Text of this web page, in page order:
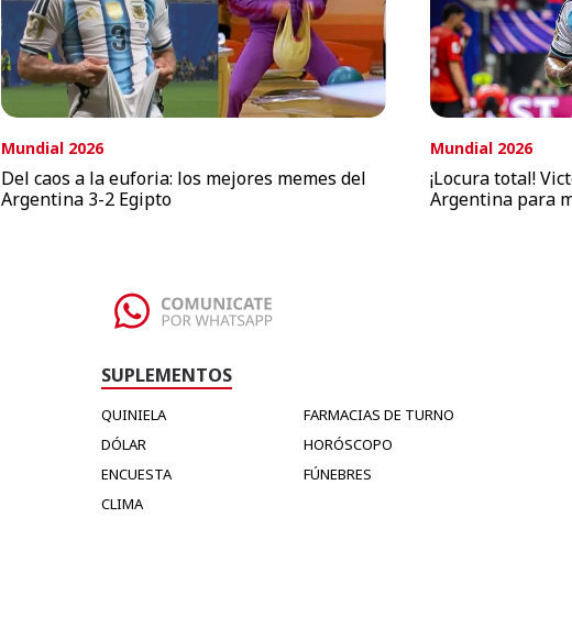
Mundial 2026
Del caos a la euforia: los mejores memes del
Argentina 3-2 Egipto
Mundial 2026
¡Locura total!
Argentina para
SUPLEMENTOS
QUINIELA
DÓLAR
ENCUESTA
CLIMA
FARMACIAS DE TURNO
HORÓSCOPO
FÚNEBRES